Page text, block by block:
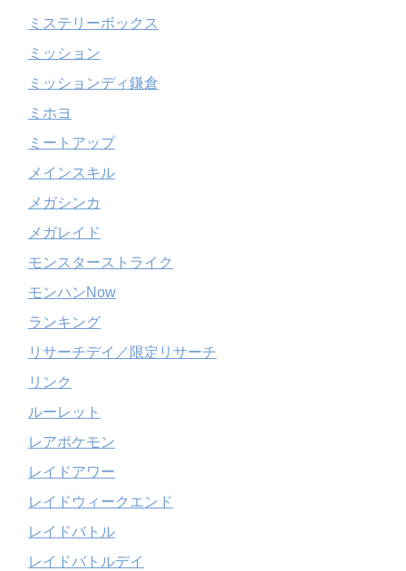
ミステリーボックス
ミッション
ミッションディ鎌倉
ミホヨ
ミートアップ
メインスキル
メガシンカ
メガレイド
モンスターストライク
モンハンNow
ランキング
リサーチデイ／限定リサーチ
リンク
ルーレット
レアポケモン
レイドアワー
レイドウィークエンド
レイドバトル
レイドバトルデイ